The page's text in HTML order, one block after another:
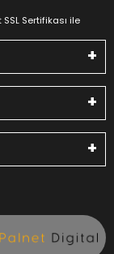
Sertifikası ile